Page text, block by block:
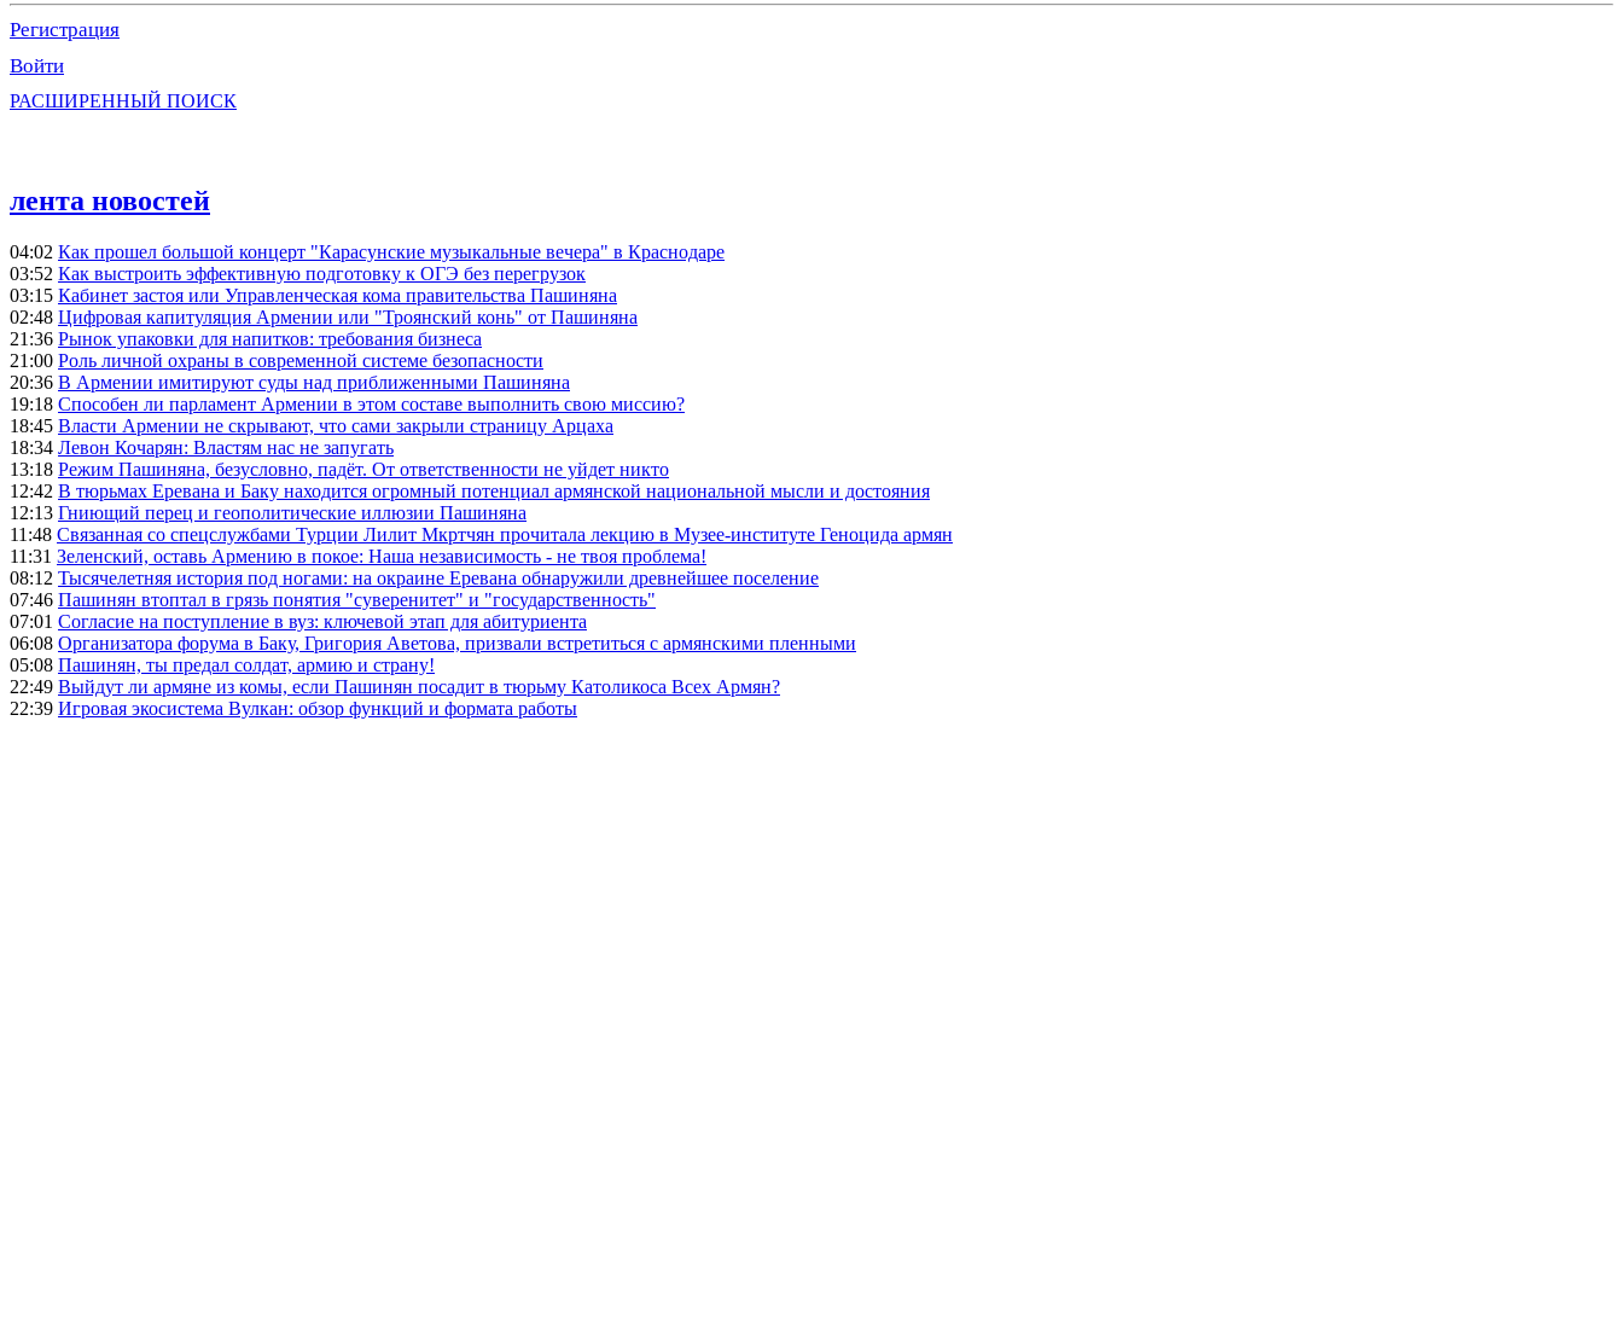
Регистрация
Войти
РАСШИРЕННЫЙ ПОИСК
лента новостей
04:02 Как прошел большой концерт "Карасунские музыкальные вечера" в Краснодаре
03:52 Как выстроить эффективную подготовку к ОГЭ без перегрузок
03:15 Кабинет застоя или Управленческая кома правительства Пашиняна
02:48 Цифровая капитуляция Армении или "Троянский конь" от Пашиняна
21:36 Рынок упаковки для напитков: требования бизнеса
21:00 Роль личной охраны в современной системе безопасности
20:36 В Армении имитируют суды над приближенными Пашиняна
19:18 Способен ли парламент Армении в этом составе выполнить свою миссию?
18:45 Власти Армении не скрывают, что сами закрыли страницу Арцаха
18:34 Левон Кочарян: Властям нас не запугать
13:18 Режим Пашиняна, безусловно, падёт. От ответственности не уйдет никто
12:42 В тюрьмах Еревана и Баку находится огромный потенциал армянской национальной мысли и достояния
12:13 Гниющий перец и геополитические иллюзии Пашиняна
11:48 Связанная со спецслужбами Турции Лилит Мкртчян прочитала лекцию в Музее-институте Геноцида армян
11:31 Зеленский, оставь Армению в покое: Наша независимость - не твоя проблема!
08:12 Тысячелетняя история под ногами: на окраине Еревана обнаружили древнейшее поселение
07:46 Пашинян втоптал в грязь понятия "суверенитет" и "государственность"
07:01 Согласие на поступление в вуз: ключевой этап для абитуриента
06:08 Организатора форума в Баку, Григория Аветова, призвали встретиться с армянскими пленными
05:08 Пашинян, ты предал солдат, армию и страну!
22:49 Выйдут ли армяне из комы, если Пашинян посадит в тюрьму Католикоса Всех Армян?
22:39 Игровая экосистема Вулкан: обзор функций и формата работы